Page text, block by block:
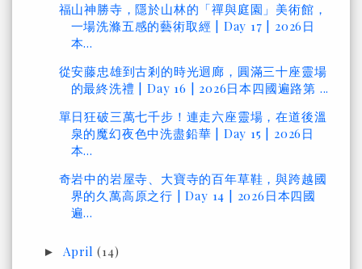
福山神勝寺，隱於山林的「禪與庭園」美術館，
一場洗滌五感的藝術取經 | Day 17 | 2026日
本...
從安藤忠雄到古剎的時光迴廊，圓滿三十座靈場
的最終洗禮 | Day 16 | 2026日本四國遍路第 ...
單日狂破三萬七千步！連走六座靈場，在道後溫
泉的魔幻夜色中洗盡鉛華 | Day 15 | 2026日
本...
奇岩中的岩屋寺、大寶寺的百年草鞋，與跨越國
界的久萬高原之行 | Day 14 | 2026日本四國
遍...
► April(14)